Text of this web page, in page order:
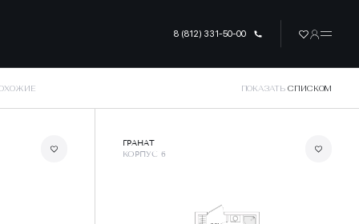
8 (812) 331-50-00
ПОКАЗАТЬСПИСКОМ
ГРАНАТ
КОРПУС 6